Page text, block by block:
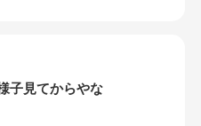
子見てからやな